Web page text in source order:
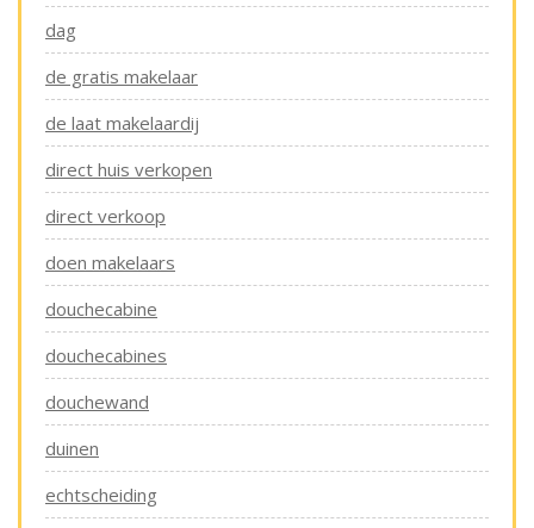
dag
de gratis makelaar
de laat makelaardij
direct huis verkopen
direct verkoop
doen makelaars
douchecabine
douchecabines
douchewand
duinen
echtscheiding